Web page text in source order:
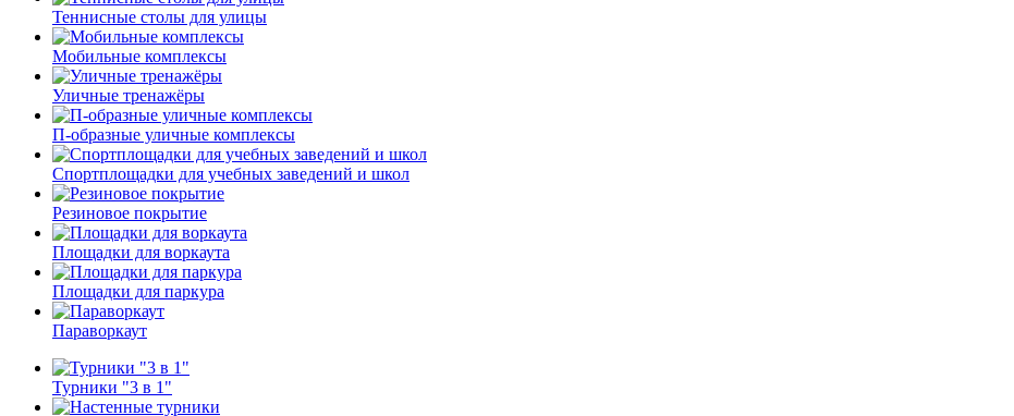
Теннисные столы для улицы
Мобильные комплексы
Уличные тренажёры
П-образные уличные комплексы
Спортплощадки для учебных заведений и школ
Резиновое покрытие
Площадки для воркаута
Площадки для паркура
Параворкаут
Турники "3 в 1"